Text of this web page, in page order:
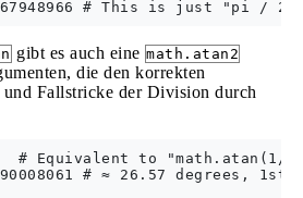
gibt es auch eine math.atan2
die den korrekten
und Fallstricke der Division durch
# Equivalent to "math.atan(1/
# ≈ 26.57 degrees, 1st